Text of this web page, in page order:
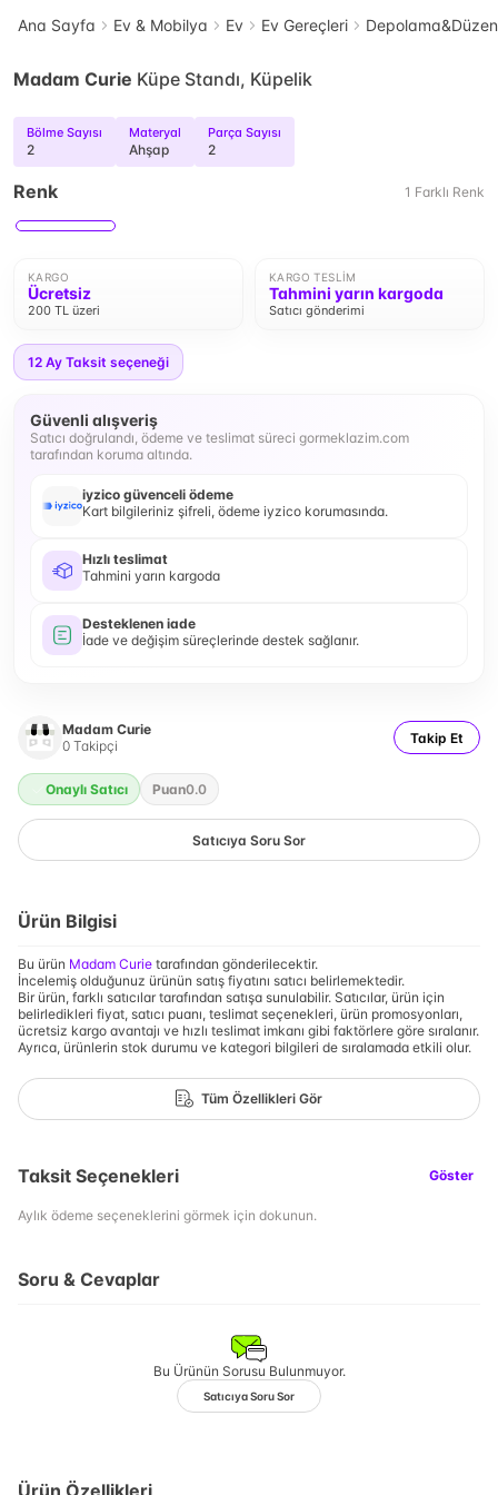
Ana Sayfa Ev & Mobilya Ev Ev Gereçleri
Madam Curie Küpe Standı, Küpelik
Bölme Sayısı
2
Materyal
Ahşap
Parça Sayısı
2
Renk 1 Farklı Renk
KARGO
Ücretsiz
200 TL üzeri
KARGO TESLIM
Tahmini yarın kargoda
Satıcı gönderimi
12 Ay Taksit seçeneği
Güvenli alışveriş
Satıcı doğrulandı, ödeme ve teslimat süreci gormeklazim.com
tarafından koruma altında.
iyzico güvenceli ödeme
Kart bilgileriniz şifreli, ödeme iyzico korumasında.
Hızlı teslimat
Tahmini yarın kargoda
Desteklenen iade
İade ve değişim süreçlerinde destek sağlanır.
Madam Curie
0 Takipçi Takip Et
Onaylı Satıcı Puan0.0
Satıcıya Soru Sor
Ürün Bilgisi
Bu ürün Madam Curie tarafından gönderilecektir.
İncelemiş olduğunuz ürünün satış fiyatını satıcı belirlemektedir.
Bir ürün, farklı satıcılar tarafından satışa sunulabilir. Satıcılar, ürün için
belirledikleri fiyat, satıcı puanı, teslimat seçenekleri, ürün promosyonları,
ücretsiz kargo avantajı ve hızlı teslimat imkanı gibi faktörlere göre sıralanır.
Ayrıca, ürünlerin stok durumu ve kategori bilgileri de sıralamada etkili olur.
Tüm Özellikleri Gör
Taksit Seçenekleri Göster
Aylık ödeme seçeneklerini görmek için dokunun.
Soru & Cevaplar
Bu Ürünün Sorusu Bulunmuyor.
Satıcıya Soru Sor
Ürün Özellikleri